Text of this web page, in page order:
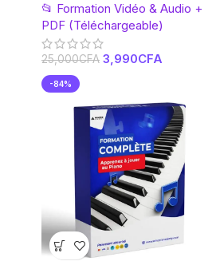
📂 Formation Vidéo & Audio +
PDF (Téléchargeable)
25,000CFA 3,990CFA
-84%